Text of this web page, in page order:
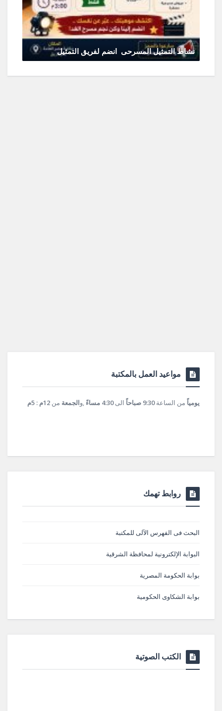
نشاط التمثيل المسرحى انضم لفريق التمثيل
مواعيد العمل بالمكتبة
يومياً من الساعة9:30 صباحاً الى4:30 مساءً ,والجمعة من 12م : 5م
روابط تهمك
البحث فى الفهرس الآلى للمكتبة
البوابة الإلكترونية لمحافظة الشرقية
بوابة الحكومة المصرية
بوابة الشكاوى الحكومية
الكتب الصوتية